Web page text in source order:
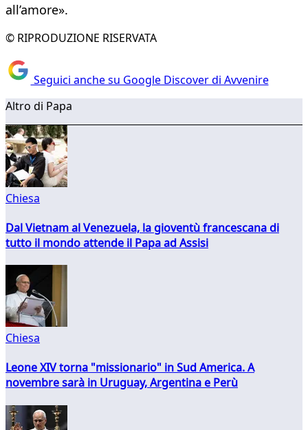
all’amore».
© RIPRODUZIONE RISERVATA
Seguici anche su Google Discover di Avvenire
Altro di Papa
Chiesa
Dal Vietnam al Venezuela, la gioventù francescana di
tutto il mondo attende il Papa ad Assisi
Chiesa
Leone XIV torna "missionario" in Sud America. A
novembre sarà in Uruguay, Argentina e Perù